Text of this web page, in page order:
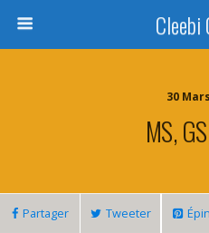
Cleebi
30
MS,
Partager Tweeter